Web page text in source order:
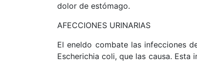
dolor de estómago.
AFECCIONES URINARIAS
El eneldo combate las infecciones
Escherichia coli, que las causa.